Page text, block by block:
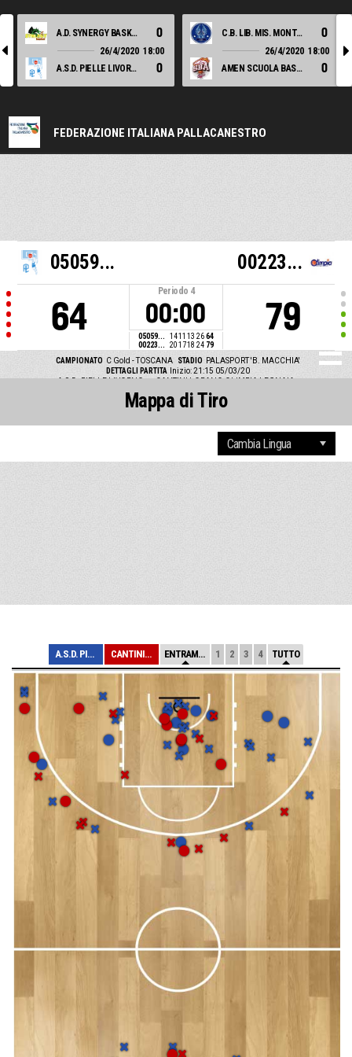
l
A.D. SYNERGY BASKET VALDARNO 0
26/4/2020 18:00
A.S.D. PIELLE LIVORNO
0
C.B. LIB. MIS. MONTALE ASD 0
26/4/2020 18:00
AMEN SCUOLA BASKET AREZZO
0
r
FEDERAZIONE ITALIANA PALLACANESTRO
05059...
64
Periodo 4
00:00
05059... 1411 13 26 64
00223...
201718 24 79
00223...
79
CAMPIONATO C Gold - TOSCANA STADIO PALASPORT 'B. MACCHIA'
DETTAGLI PARTITA
Inizio: 21:15 05/03/20
A.S.D. PIELLE LIVORNO vs CANTINI LORANO OLIMPIA LEGNAIA
Mappa di Tiro
A.S.D. PIELLE L... CANTINI LORANO ... ENTRAMBE 1 2 3 4 TUTTO